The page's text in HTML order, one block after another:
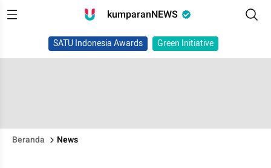
kumparanNEWS
SATU Indonesia Awards Green Initiative
Beranda News